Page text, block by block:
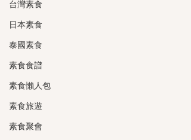
台灣素食
日本素食
泰國素食
素食食譜
素食懶人包
素食旅遊
素食聚會